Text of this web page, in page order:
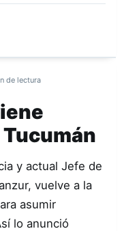
de lectura
y actual Jefe de
vuelve a la
asumir
lo anunció